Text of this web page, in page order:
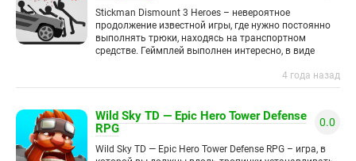
Stickman Dismount 3 Heroes – невероятное
продолжение известной игры, где нужно постоянно
выполнять трюки, находясь на транспортном
средстве. Геймплей выполнен интересно, в виде
4 года назад
Wild Sky TD — Epic Hero Tower Defense
RPG
0.0
Wild Sky TD — Epic Hero Tower Defense RPG – игра, в